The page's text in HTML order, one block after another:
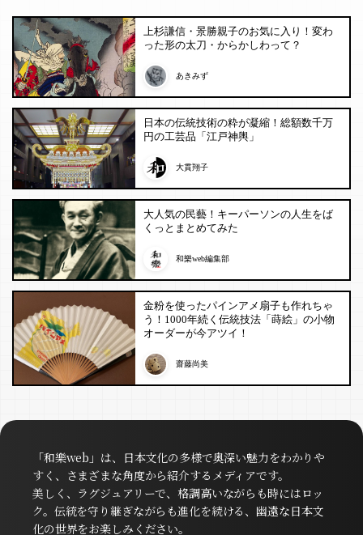
上杉謙信・景勝親子のお気に入り！変わ
った形の太刀・からかしわって？
あきみず
日本の伝統技術の粋が凝縮！総額数千万
円の工芸品「江戸神輿」
大貫翔子
大人気の民藝！キーパーソンの人生をば
くっとまとめてみた
和樂web編集部
金粉を使ったパインアメ扇子も作れちゃ
う！1000年続く伝統技法「蒔絵」の小物
オーダーが今アツイ！
齋藤尚美
「和樂web」は、日本文化の多様で奥深い魅力をわかりや
すく、さまざまな角度から紹介するメディアです。
美しく、ラグジュアリーで、格調高いながらも時にはロッ
ク。伝統を守り継ぎながらも進化を続ける、幽遠な日本文
化の世界をお楽しみください。